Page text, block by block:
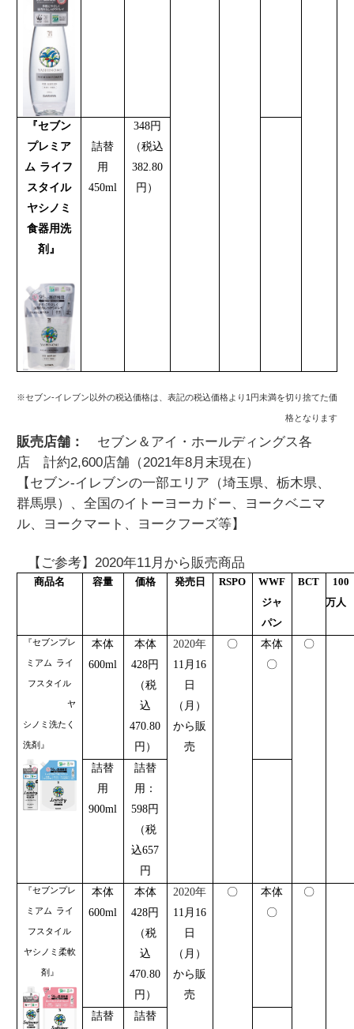
『セブン
プレミア
ム ライフ
スタイル
ヤシノミ
食器用洗
剤』
詰替
用
450ml
348円
（税込
382.80
円）
※セブン‐イレブン以外の税込価格は、表記の税込価格より1円未満を切り捨てた価
格となります
販売店舗：
セブン＆アイ・ホールディングス各
店 計約2,600店舗（2021年8月末現在）
【セブン‐イレブンの一部エリア（埼玉県、栃木県、
群馬県）、全国のイトーヨーカドー、ヨークベニマ
ル、ヨークマート、ヨークフーズ等】
【ご参考】2020年11月から販売商品
商品名 容量 価格 発売日 RSPO
WWF
ジャ
パン
BCT
100
万人
『セブンプレ
ミアム ライ
フスタイル
ヤ
シノミ洗たく
洗剤』
本体
600ml
本体
428円
（税
込
470.80
円）
2020年
11 月 16
日
（月）
から販
売
〇
本体
〇
〇
詰替
用
900ml
詰替
用：
598円
（税
込657
円
『セブンプレ
ミアム ライ
フスタイル
ヤシノミ柔軟
剤』
本体
600ml
本体
428円
（税
込
470.80
円）
2020年
11 月 16
日
（月）
から販
売
〇
本体
〇
〇
詰替
詰替